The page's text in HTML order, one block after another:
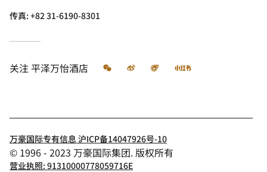
传真:+82 31-6190-8301
关注平泽万怡酒店 微信 微博 飞猪 小红书
万豪国际专有信息 沪ICP备14047926号-10
© 1996 - 2023 万豪国际集团. 版权所有
营业执照: 91310000778059716E